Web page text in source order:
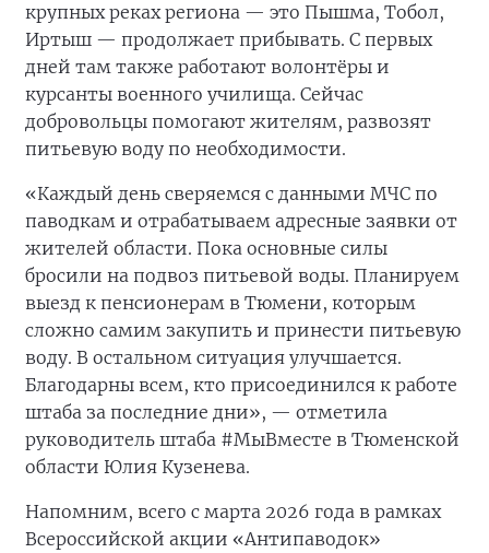
крупных реках региона — это Пышма, Тобол,
Иртыш — продолжает прибывать. С первых
дней там также работают волонтёры и
курсанты военного училища. Сейчас
добровольцы помогают жителям, развозят
питьевую воду по необходимости.
«Каждый день сверяемся с данными МЧС по
паводкам и отрабатываем адресные заявки от
жителей области. Пока основные силы
бросили на подвоз питьевой воды. Планируем
выезд к пенсионерам в Тюмени, которым
сложно самим закупить и принести питьевую
воду. В остальном ситуация улучшается.
Благодарны всем, кто присоединился к работе
штаба за последние дни», — отметила
руководитель штаба #МыВместе в Тюменской
области Юлия Кузенева.
Напомним, всего с марта 2026 года в рамках
Всероссийской акции «Антипаводок»